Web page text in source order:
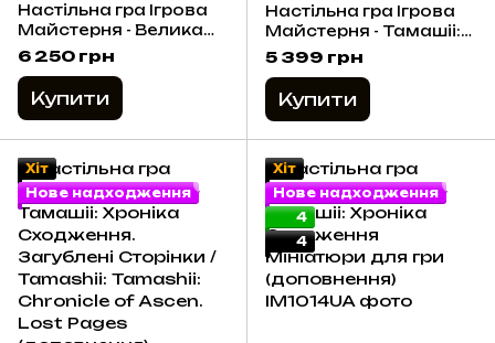
Настільна гра Ігрова
Майстерня - Велика
Бійка в Маленькому
6 250 грн
Купити
Настільна гра Ігрова
Майстерня - Тамашіі:
Хроніка Сходження /
Tamashii: Chronicle of
Ascend
5 399 грн
Купити
Хіт
Нове надходження
Хіт
Нове надходження
4
4